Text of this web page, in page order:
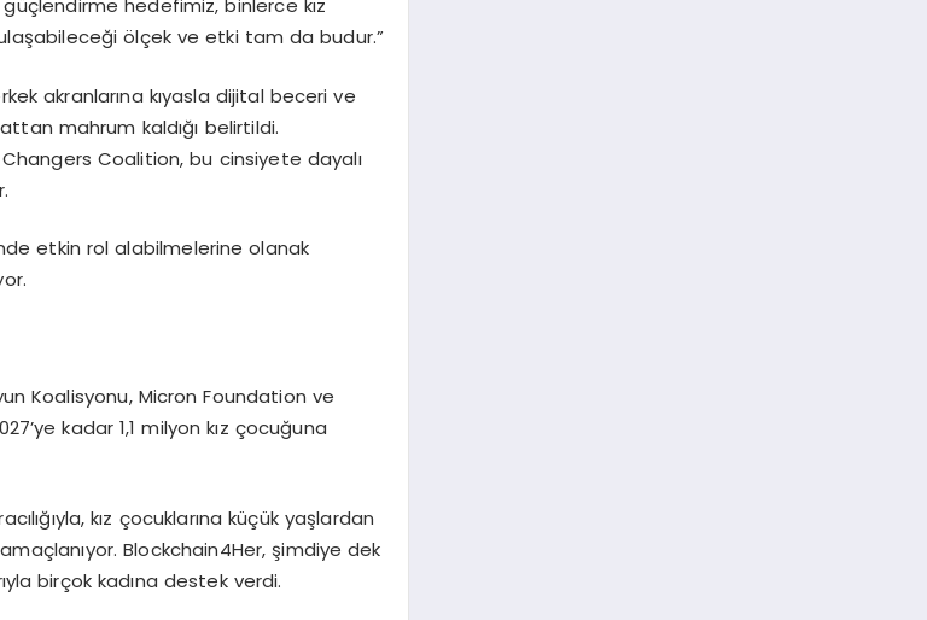
hedefimiz, binlerce kız
ölçek ve etki tam da budur.”
akranlarına kıyasla dijital beceri ve
mahrum kaldığı belirtildi.
Coalition, bu cinsiyete dayalı
etkin rol alabilmelerine olanak
Koalisyonu, Micron Foundation ve
kadar 1,1 milyon kız çocuğuna
kız çocuklarına küçük yaşlardan
Blockchain4Her, şimdiye dek
birçok kadına destek verdi.